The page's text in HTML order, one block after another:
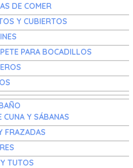
DE COMER
Y CUBIERTOS
PARA BOCADILLOS
CUNA Y SÁBANAS
FRAZADAS
TUTOS